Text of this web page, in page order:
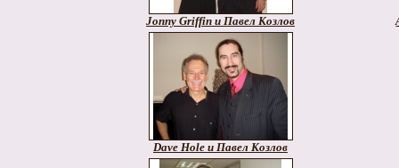
Jonny Griffin и Павел Козлов
Dave Hole и Павел Козлов